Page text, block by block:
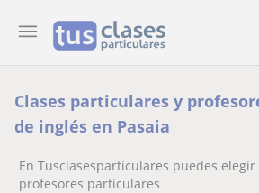
Clases particulares y
de inglés en Pasaia
En Tusclasesparticulares puedes
profesores particulares